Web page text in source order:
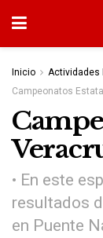
Inicio Actividades
Campeonatos
• En este
resultados
en Puente